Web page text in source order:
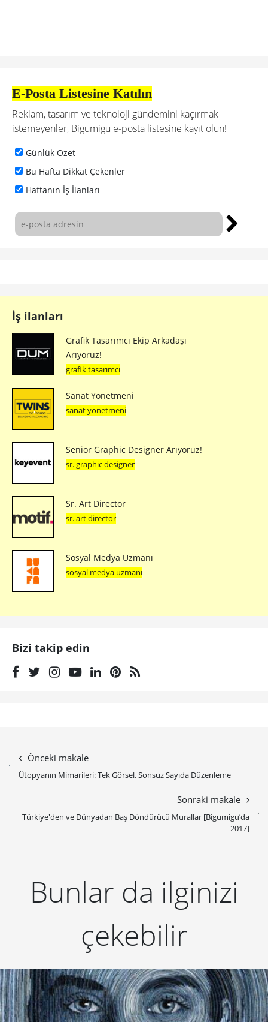
E-Posta Listesine Katılın
Reklam, tasarım ve teknoloji gündemini kaçırmak
istemeyenler, Bigumigu e-posta listesine kayıt olun!
Günlük Özet
Bu Hafta Dikkat Çekenler
Haftanın İş İlanları
İş ilanları
Grafik Tasarımcı Ekip Arkadaşı
Arıyoruz!
grafik tasarımcı
Sanat Yönetmeni
sanat yönetmeni
Senior Graphic Designer Arıyoruz!
sr. graphic designer
Sr. Art Director
sr. art director
Sosyal Medya Uzmanı
sosyal medya uzmanı
Bizi takip edin
Önceki makale
Ütopyanın Mimarileri: Tek Görsel, Sonsuz Sayıda Düzenleme
Sonraki makale
Türkiye'den ve Dünyadan Baş Döndürücü Murallar [Bigumigu’da
2017]
Bunlar da ilginizi
çekebilir